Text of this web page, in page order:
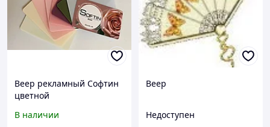
Веер рекламный Софтин
цветной
В наличии
Веер
Недоступен